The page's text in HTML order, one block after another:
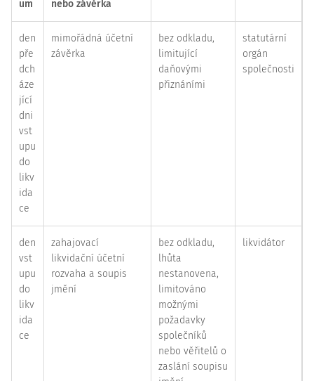
um nebo závěrka
den
pře
dch
áze
jící
dni
vst
upu
do
likv
ida
ce
mimořádná účetní
závěrka
bez odkladu,
limitující
daňovými
přiznáními
statutární
orgán
společnosti
den
vst
upu
do
likv
ida
ce
zahajovací
likvidační účetní
rozvaha a soupis
jmění
bez odkladu,
lhůta
nestanovena,
limitováno
možnými
požadavky
společníků
nebo věřitelů o
zaslání soupisu
likvidátor